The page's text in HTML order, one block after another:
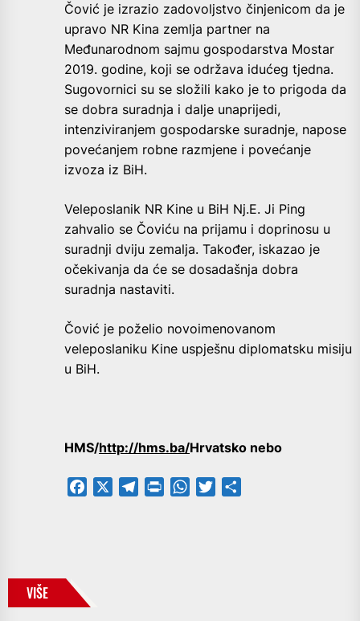
Čović je izrazio zadovoljstvo činjenicom da je
upravo NR Kina zemlja partner na
Međunarodnom sajmu gospodarstva Mostar
2019. godine, koji se održava idućeg tjedna.
Sugovornici su se složili kako je to prigoda da
se dobra suradnja i dalje unaprijedi,
intenziviranjem gospodarske suradnje, napose
povećanjem robne razmjene i povećanje
izvoza iz BiH.
Veleposlanik NR Kine u BiH Nj.E. Ji Ping
zahvalio se Čoviću na prijamu i doprinosu u
suradnji dviju zemalja. Također, iskazao je
očekivanja da će se dosadašnja dobra
suradnja nastaviti.
Čović je poželio novoimenovanom
veleposlaniku Kine uspješnu diplomatsku misiju
u BiH.
HMS/http://hms.ba/Hrvatsko nebo
Facebook TelegramPrintFriendly
WhatsApp
Twitter
VIŠE